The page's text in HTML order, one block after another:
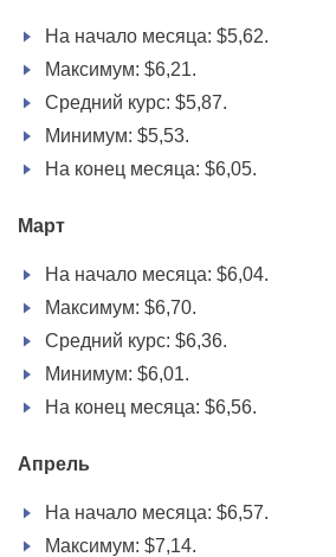
На начало месяца: $5,62.
Максимум: $6,21.
Средний курс: $5,87.
Минимум: $5,53.
На конец месяца: $6,05.
Март
На начало месяца: $6,04.
Максимум: $6,70.
Средний курс: $6,36.
Минимум: $6,01.
На конец месяца: $6,56.
Апрель
На начало месяца: $6,57.
Максимум: $7,14.